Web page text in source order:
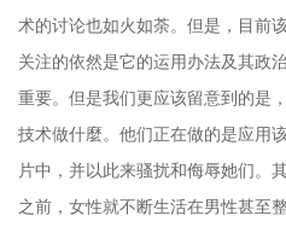
术的讨论也如火如荼。但是，目前
关注的依然是它的运用办法及其政
重要。但是我们更应该留意到的是
技术做什麼。他们正在做的是应用
片中，并以此来骚扰和侮辱她们。
之前，女性就不断生活在男性甚至